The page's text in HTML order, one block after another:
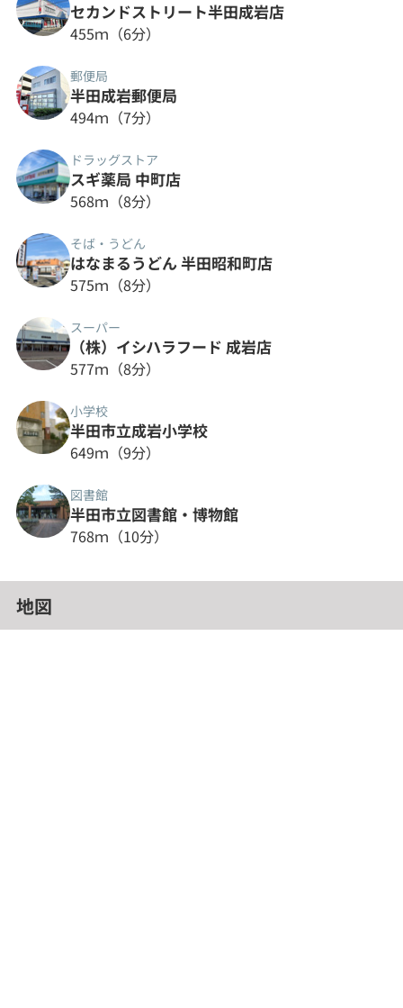
セカンドストリート半田成岩店
455ｍ（6分）
郵便局
半田成岩郵便局
494ｍ（7分）
ドラッグストア
スギ薬局 中町店
568ｍ（8分）
そば・うどん
はなまるうどん 半田昭和町店
575ｍ（8分）
スーパー
（株）イシハラフード 成岩店
577ｍ（8分）
小学校
半田市立成岩小学校
649ｍ（9分）
図書館
半田市立図書館・博物館
768ｍ（10分）
地図